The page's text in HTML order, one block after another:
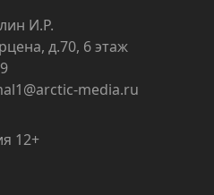
И.Р.
д.70, 6 этаж
media.ru
12+